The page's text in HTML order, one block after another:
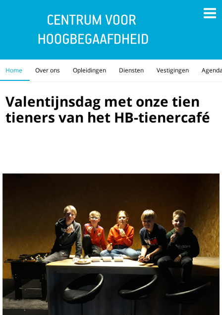
Home Over ons Opleidingen Diensten Vestigingen
Valentijnsdag met onze tien
tieners van het HB-tienercafé